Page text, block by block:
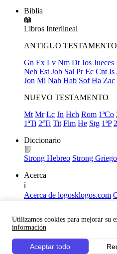
Utilizamos cookies para mejorar su
información
Aceptar todo
Biblia
📖
Libros Interlineal
ANTIGUO TESTAMENTO
Gn Ex Lv Nm Dt Jos Jueces
Neh Est Job Sal Pr Ec Cnt Is
Jon Mi Nah Hab Sof Ha Zac
NUEVO TESTAMENTO
Mt Mr Lc Jn Hch Rom 1ªCo
1ªTi 2ªTi Tit Flm He Stg 1ªP
Diccionario
📘
Strong Hebreo Strong Griego
Acerca
ℹ️
Acerca de logosklogos.com
Links útiles
Facebook